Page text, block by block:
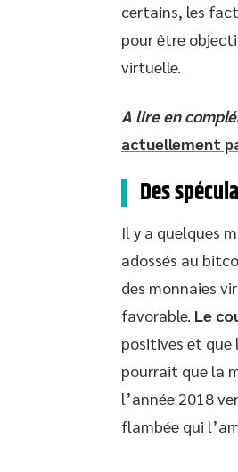
certains, les
pour être
virtuelle.
A lire en
actuellement
Des
Il y a quelques
adossés au
des monnaies
favorable. Le
positives et que
pourrait que la
l’année 2018
flambée qui